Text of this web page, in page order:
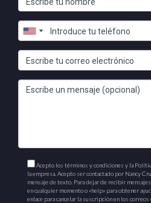
busca apoyo dentro de la
potenciar tu desarrollo
para guiarte en este emocionante
inmobiliario. ¡No dudes en
estoy lista para ayudarte a
Acepto los términos y condiciones y la
la empresa. Acepto ser contactado por Nancy
mensaje de texto. Para dejar de recibir
en cualquier momento o «help» para obtener
enlace para cancelar la suscripción en los